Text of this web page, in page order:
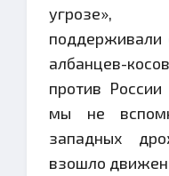
угрозе»,
поддерживали
албанцев-
против
мы не
западных
взошло